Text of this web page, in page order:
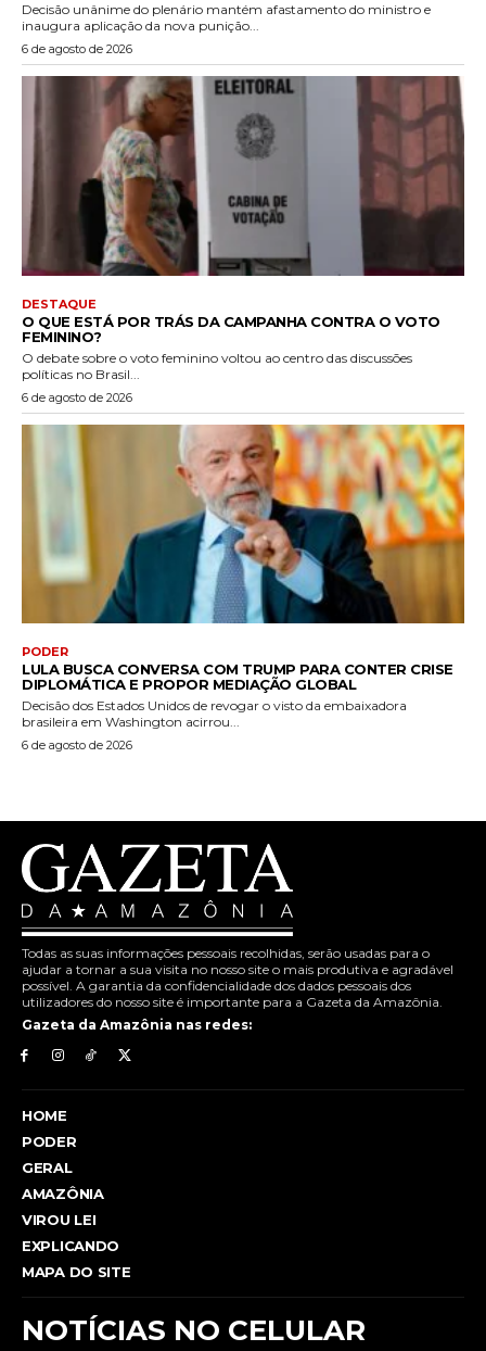
Decisão unânime do plenário mantém afastamento do ministro e
inaugura aplicação da nova punição...
6 de agosto de 2026
DESTAQUE
O QUE ESTÁ POR TRÁS DA CAMPANHA CONTRA O VOTO
FEMININO?
O debate sobre o voto feminino voltou ao centro das discussões
políticas no Brasil...
6 de agosto de 2026
PODER
LULA BUSCA CONVERSA COM TRUMP PARA CONTER CRISE
DIPLOMÁTICA E PROPOR MEDIAÇÃO GLOBAL
Decisão dos Estados Unidos de revogar o visto da embaixadora
brasileira em Washington acirrou...
6 de agosto de 2026
Todas as suas informações pessoais recolhidas, serão usadas para o
ajudar a tornar a sua visita no nosso site o mais produtiva e agradável
possível. A garantia da confidencialidade dos dados pessoais dos
utilizadores do nosso site é importante para a Gazeta da Amazônia.
Gazeta da Amazônia nas redes:
HOME
PODER
GERAL
AMAZÔNIA
VIROU LEI
EXPLICANDO
MAPA DO SITE
NOTÍCIAS NO CELULAR